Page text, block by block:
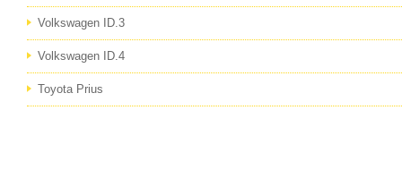
Volkswagen ID.3
Volkswagen ID.4
Toyota Prius